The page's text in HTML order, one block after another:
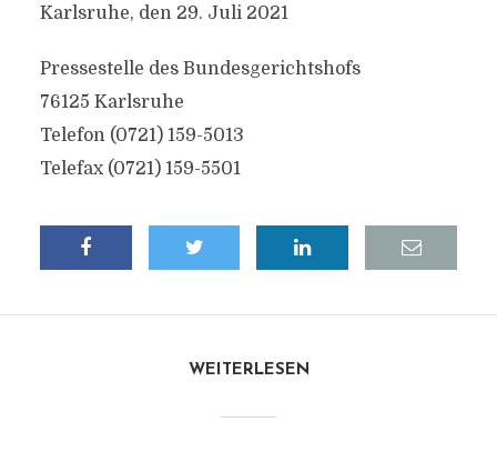
Karlsruhe, den 29. Juli 2021
Pressestelle des Bundesgerichtshofs
76125 Karlsruhe
Telefon (0721) 159-5013
Telefax (0721) 159-5501
WEITERLESEN